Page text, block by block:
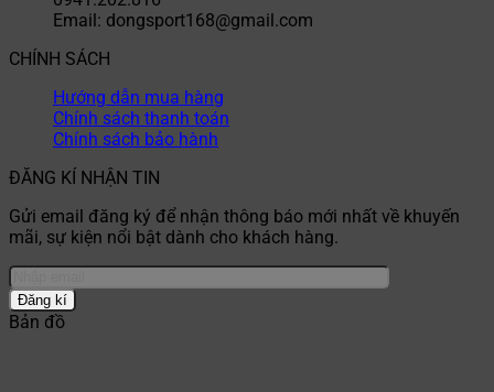
Email: dongsport168@gmail.com
CHÍNH SÁCH
Hướng dẫn mua hàng
Chính sách thanh toán
Chính sách bảo hành
ĐĂNG KÍ NHẬN TIN
Gửi email đăng ký để nhận thông báo mới nhất về khuyến
mãi, sự kiện nổi bật dành cho khách hàng.
Bản đồ